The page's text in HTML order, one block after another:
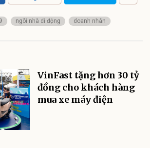
ngôi nhà di động doanh nhân
VinFast tặng hơn 30 tỷ
đồng cho khách hàng
mua xe máy điện